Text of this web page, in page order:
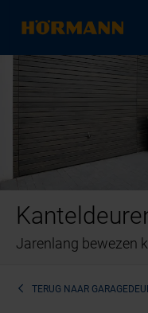
Jarenlang bewezen
TERUG NAAR